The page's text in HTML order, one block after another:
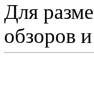
Для
обзоров